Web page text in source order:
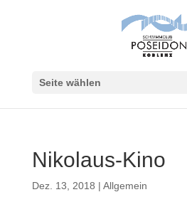
Seite wählen
Nikolaus-Kino
Dez. 13, 2018 | Allgemein